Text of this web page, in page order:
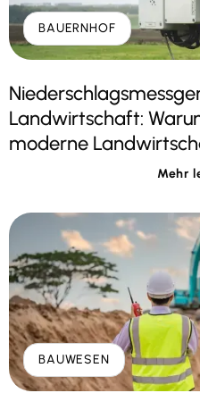
BAUERNHOF
Landwirtschaft:
moderne
Mehr
BAUWESEN